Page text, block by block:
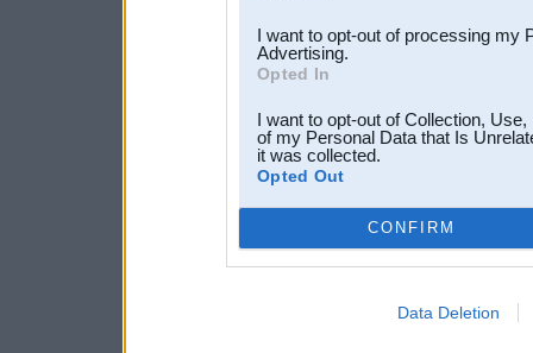
I want to opt-out of processing my
Advertising.
Opted In
I want to opt-out of Collection,
of my Personal Data that Is
it was collected.
Opted Out
CONFIRM
Data Deletion